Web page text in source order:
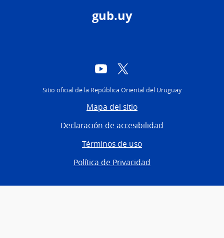
gub.uy
YouTube
Sitio oficial de la República Oriental del Uruguay
Mapa del sitio
Declaración de accesibilidad
Términos de uso
Política de Privacidad